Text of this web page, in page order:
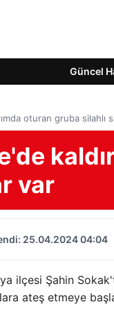
Güncel
oturan gruba silahlı
var
25.04.2024 04:04
ilçesi Şahin
ateş etmeye